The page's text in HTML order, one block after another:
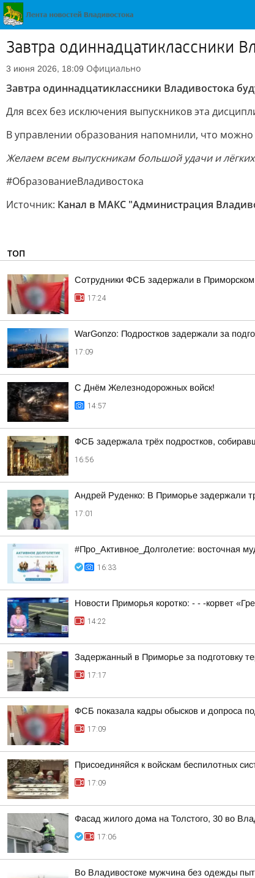
Завтра одиннадцатиклассники
3 июня 2026, 18:09 Официально
Завтра одиннадцатиклассники Владивостока
Для всех без исключения выпускников эта
В управлении образования напомнили, что можно
Желаем всем выпускникам большой удачи и
#ОбразованиеВладивостока
Источник: Канал в МАКС "Администрация
ТОП
Сотрудники ФСБ задержали в Приморском
17:24
WarGonzo: Подростков задержали за
17:09
С Днём Железнодорожных войск!
14:57
ФСБ задержала трёх подростков,
16:56
Андрей Руденко: В Приморье задержали
17:01
#Про_Активное_Долголетие: восточная
16:33
Новости Приморья коротко: - - -корвет
14:22
Задержанный в Приморье за подготовку
17:17
ФСБ показала кадры обысков и допроса
17:09
Присоединяйся к войскам беспилотных
17:09
Фасад жилого дома на Толстого, 30 во
17:06
Во Владивостоке мужчина без одежды